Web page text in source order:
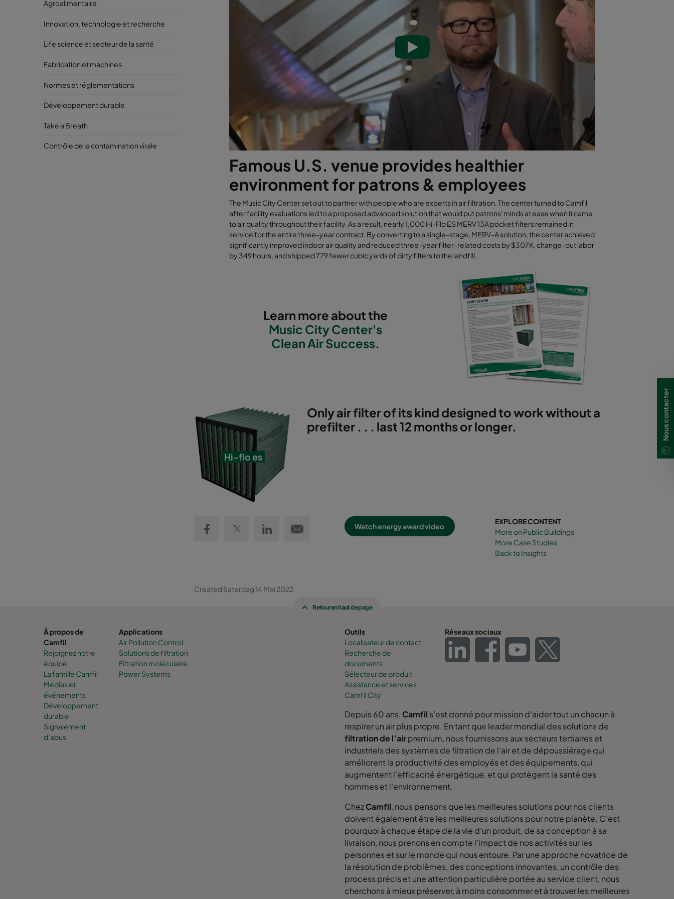
Agroalimentaire
Innovation, technologie et recherche
Life science et secteur de la santé
Fabrication et machines
Normes et réglementations
Développement durable
Take a Breath
Contrôle de la contamination virale
Famous U.S. venue provides healthier
environment for patrons & employees
The Music City Center set out to partner with people who are experts in air filtration. The center turned to Camfil
after facility evaluations led to a proposed advanced solution that would put patrons' minds at ease when it came
to air quality throughout their facility. As a result, nearly 1,000 Hi-Flo ES MERV 13A pocket filters remained in
service for the entire three-year contract. By converting to a single-stage, MERV-A solution, the center achieved
significantly improved indoor air quality and reduced three-year filter-related costs by $307K, change-out labor
by 349 hours, and shipped 779 fewer cubic yards of dirty filters to the landfill.
Learn more about the
Music City Center's
Clean Air Success.
Hi-flo es
Only air filter of its kind designed to work without a
prefilter . . . last 12 months or longer.
Watch energy award video
EXPLORE CONTENT
More on Public Buildings
More Case Studies
Back to Insights
Created Saterdag 14 Mei 2022
Retour en haut de page
À propos de
Camfil
Rejoignez notre
équipe
La famille Camfil
Médias et
événements
Développement
durable
Signalement
d’abus
Applications
Air Pollution Control
Solutions de filtration
Filtration moléculaire
Power Systems
Outils
Localisateur de contact
Recherche de
documents
Sélecteur de produit
Assistance et services
Camfil City
Réseaux sociaux
Depuis 60 ans, Camfil s’est donné pour mission d’aider tout un chacun à
respirer un air plus propre. En tant que leader mondial des solutions de
filtration de l’airpremium, nous fournissons aux secteurs tertiaires et
industriels des systèmes de filtration de l’air et de dépoussiérage qui
améliorent la productivité des employés et des équipements, qui
augmentent l’efficacité énergétique, et qui protègent la santé des
hommes et l’environnement.
ChezCamfil, nous pensons que les meilleures solutions pour nos clients
doivent également être les meilleures solutions pour notre planète. C’est
pourquoi à chaque étape de la vie d’un produit, de sa conception à sa
livraison, nous prenons en compte l’impact de nos activités sur les
personnes et sur le monde qui nous entoure. Par une approche novatrice de
la résolution de problèmes, des conceptions innovantes, un contrôle des
process précis et une attention particulière portée au service client, nous
cherchons à mieux préserver, à moins consommer et à trouver les meilleures
Nous contacter